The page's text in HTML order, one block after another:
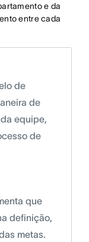
e da
entre cada
de
de
equipe,
de
que
definição,
metas.